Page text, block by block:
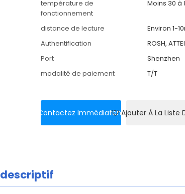
température de
fonctionnement
Moins 30 à
distance de lecture
Environ 1-
Authentification
ROSH,
Port
Shenzhen
modalité de paiement
T/T
Contactez ImmédiatementAjouter À La Liste
descriptif